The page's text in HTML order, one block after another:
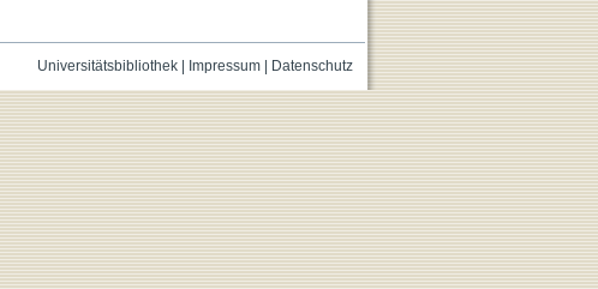
Universitätsbibliothek| Impressum| Datenschutz